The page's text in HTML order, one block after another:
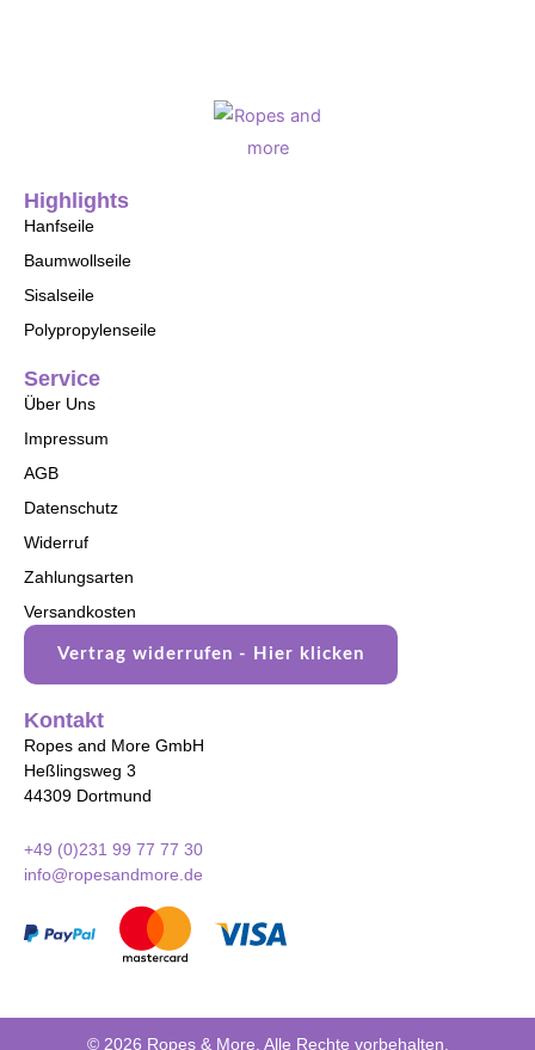
Highlights
Hanfseile
Baumwollseile
Sisalseile
Polypropylenseile
Service
Über Uns
Impressum
AGB
Datenschutz
Widerruf
Zahlungsarten
Versandkosten
Vertrag widerrufen - Hier klicken
Kontakt
Ropes and More GmbH
Heßlingsweg 3
44309 Dortmund
+49 (0)231 99 77 77 30
info@ropesandmore.de
© 2026 Ropes & More. Alle Rechte vorbehalten.